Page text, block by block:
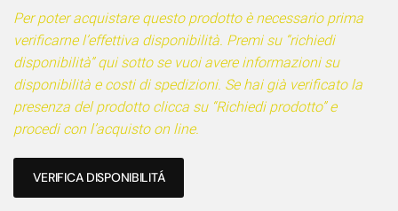
Per poter acquistare questo prodotto è necessario prima
verificarne l’effettiva disponibilità. Premi su “richiedi
disponibilità” qui sotto se vuoi avere informazioni su
disponibilità e costi di spedizioni. Se hai già verificato la
presenza del prodotto clicca su “Richiedi prodotto” e
procedi con l’acquisto on line.
VERIFICA DISPONIBILITÁ